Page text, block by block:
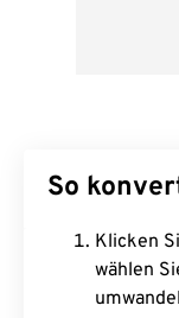
So
Klicken
wählen